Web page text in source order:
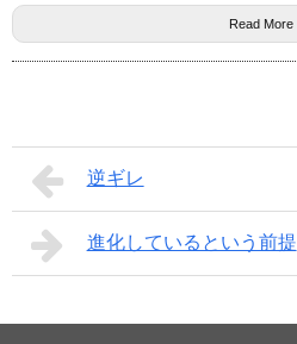
Read More
逆ギレ
進化しているという前提